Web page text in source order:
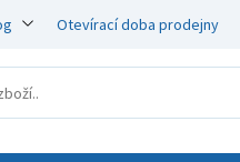
Otevírací doba prodejny